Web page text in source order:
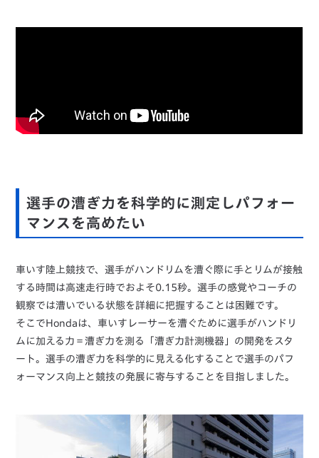
選手の漕ぎ力を科学的に測定しパフォー
マンスを高めたい
車いす陸上競技で、選手がハンドリムを漕ぐ際に手とリムが接触
する時間は高速走行時でおよそ0.15秒。選手の感覚やコーチの
観察では漕いでいる状態を詳細に把握することは困難です。
そこでHondaは、車いすレーサーを漕ぐために選手がハンドリ
ムに加える力＝漕ぎ力を測る「漕ぎ力計測機器」の開発をスタ
ート。選手の漕ぎ力を科学的に見える化することで選手のパフ
ォーマンス向上と競技の発展に寄与することを目指しました。